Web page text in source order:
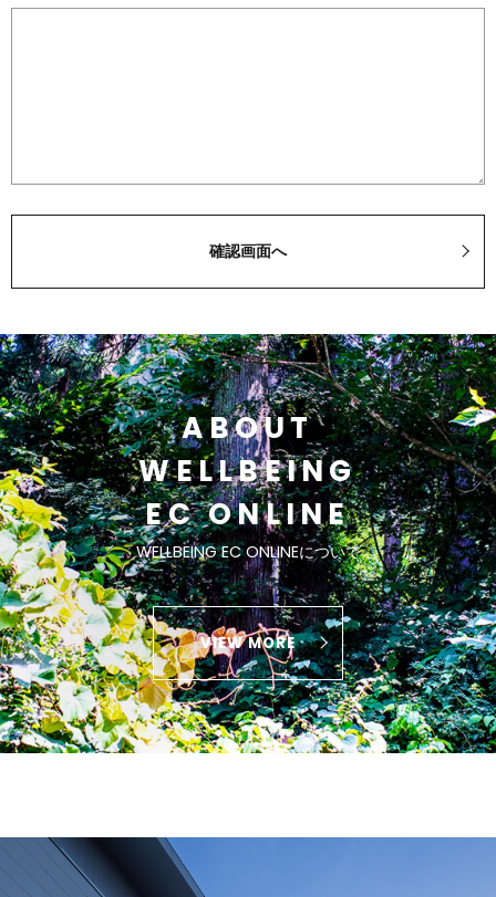
ABOUT
WELLBEING
EC ONLINE
WELLBEING EC ONLINEについて
VIEW MORE